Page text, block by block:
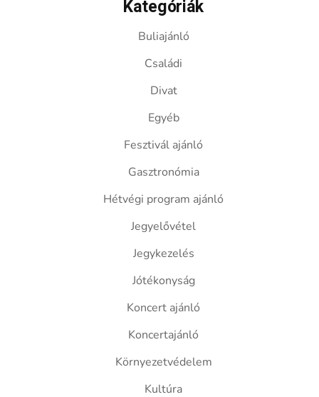
Kategóriák
Buliajánló
Családi
Divat
Egyéb
Fesztivál ajánló
Gasztronómia
Hétvégi program ajánló
Jegyelővétel
Jegykezelés
Jótékonyság
Koncert ajánló
Koncertajánló
Környezetvédelem
Kultúra